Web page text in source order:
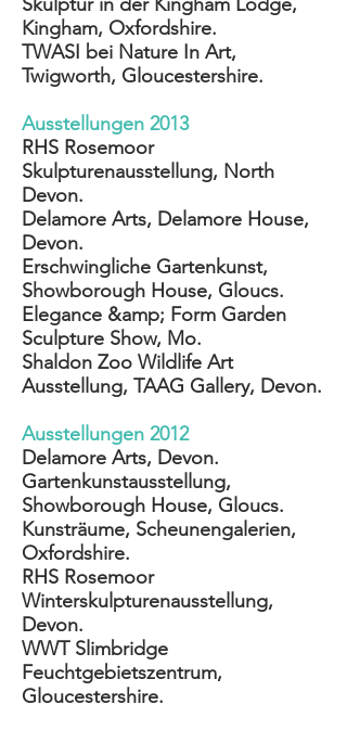
Kingham, Oxfordshire.
TWASI bei Nature In Art,
Twigworth, Gloucestershire.
Ausstellungen 2013
RHS Rosemoor
Skulpturenausstellung, North
Devon.
Delamore Arts, Delamore House,
Devon.
Erschwingliche Gartenkunst,
Showborough House, Gloucs.
Elegance &amp; Form Garden
Sculpture Show, Mo.
Shaldon Zoo Wildlife Art
Ausstellung, TAAG Gallery, Devon.
Ausstellungen 2012
Delamore Arts, Devon.
Gartenkunstausstellung,
Showborough House, Gloucs.
Kunsträume, Scheunengalerien,
Oxfordshire.
RHS Rosemoor
Winterskulpturenausstellung,
Devon.
WWT Slimbridge
Feuchtgebietszentrum,
Gloucestershire.